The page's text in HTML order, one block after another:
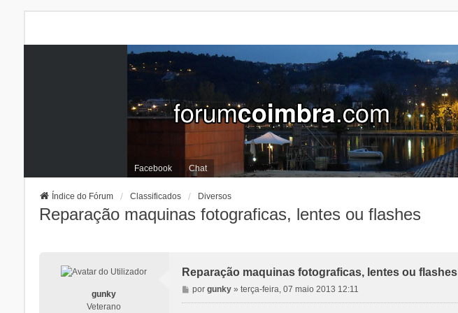
Facebook Chat
Índice do Fórum Classificados Diversos
Reparação maquinas fotograficas, lentes ou flashes
gunky
Veterano
Reparação maquinas fotograficas, lentes ou flashes
M
e
porgunky »terça-feira, 07 maio 2013 12:11